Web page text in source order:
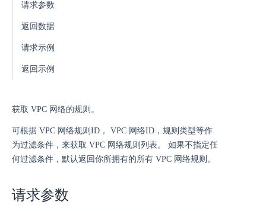
请求参数
返回数据
请求示例
返回示例
获取 VPC 网络的规则。
可根据 VPC 网络规则ID， VPC 网络ID，规则类型等作
为过滤条件，来获取 VPC 网络规则列表。 如果不指定任
何过滤条件，默认返回你所拥有的所有 VPC 网络规则。
请求参数